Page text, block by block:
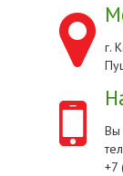
г.
Вы
+7